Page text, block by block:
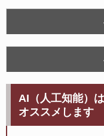
AI（人工知能）
オススメします